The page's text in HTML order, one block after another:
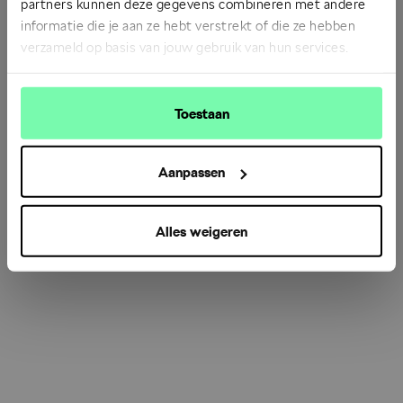
partners kunnen deze gegevens combineren met andere
informatie die je aan ze hebt verstrekt of die ze hebben
verzameld op basis van jouw gebruik van hun services.
Toestaan
Aanpassen
Alles weigeren